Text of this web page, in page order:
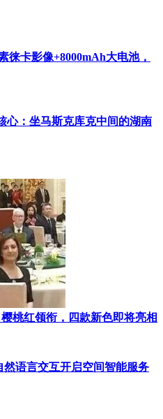
保财险重庆分公司聚焦“风险
减量实验室”在重庆揭牌。实
开展风险机理溯源、行业标准
险减量服务。重庆一家无人机
室帮助企业分析重庆山城特有
提前避开隐患，实现了从“事
分公司同样走在前列。该公司
地特色”的复杂运行场景，开
三者责任保险（低空共保体专
恶劣天气等特有风险纳入保障
席承保人，联合18家共保体
人驾驶航空器责任保险强制投
科技公司的无人机提供4260万
济领域责任保险强制投保机制
险制度创新提供了“重庆样
发企业的核心保障需求，该公
作模式，不仅保障产品安全，
备走向更广阔的市场。这一案
徕卡影像+8000mAh大电池，
心：坐马斯克库克中间的湖南
桃红领衔，四款新色即将亮相
语言交互开启空间智能服务